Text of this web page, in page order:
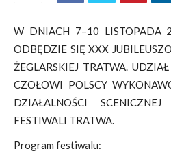
W DNIACH 7–10 LISTOPADA
ODBĘDZIE SIĘ XXX
ŻEGLARSKIEJ TRATWA.
CZOŁOWI POLSCY
DZIAŁALNOŚCI SCENICZNEJ
FESTIWALI TRATWA.
Program festiwalu: